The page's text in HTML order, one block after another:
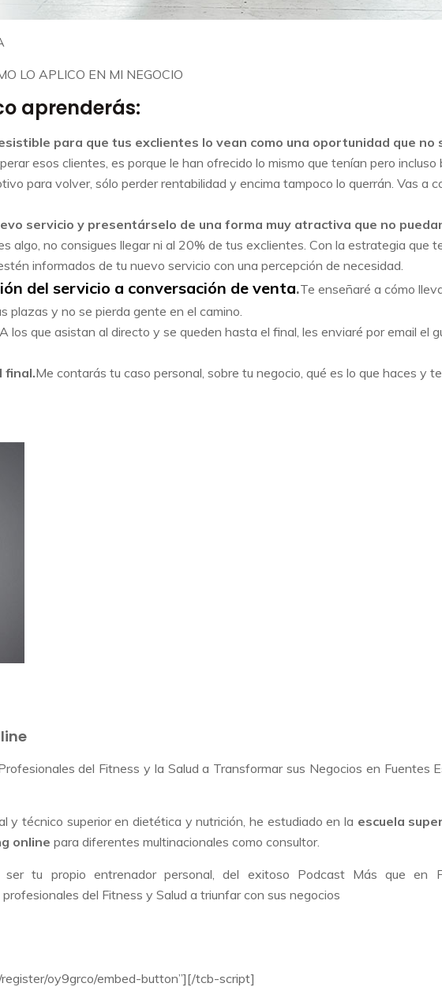
LO APLICO EN MI NEGOCIO
aprenderás:
para que tus exclientes lo vean como una oportunidad que no
esos clientes, es porque le han ofrecido lo mismo que tenían pero
para volver, sólo perder rentabilidad y encima tampoco lo querrán. Vas a
servicio y presentárselo de una forma muy atractiva que no
algo, no consigues llegar ni al 20% de tus exclientes. Con la estrategia que
informados de tu nuevo servicio con una percepción de necesidad.
del servicio a conversación de venta.Te enseñaré a cómo
plazas y no se pierda gente en el camino.
A los que asistan al directo y se queden hasta el final, les enviaré por email el
final.Me contarás tu caso personal, sobre tu negocio, qué es lo que haces y
del Fitness y la Salud a Transformar sus Negocios en Fuentes
y técnico superior en dietética y nutrición, he estudiado en la escuela
online para diferentes multinacionales como consultor.
ser tu propio entrenador personal, del exitoso Podcast Más que en
del Fitness y Salud a triunfar con sus negocios
oy9grco/embed-button”][/tcb-script]